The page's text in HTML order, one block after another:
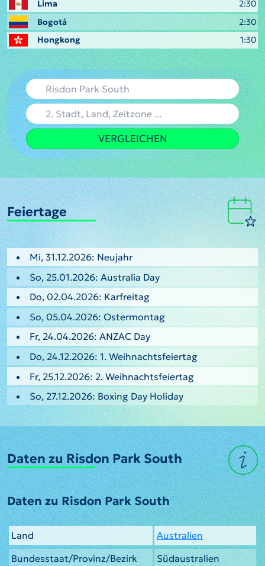
Lima
2:30
Bogotá
2:30
Hongkong
1:30
VERGLEICHEN
Feiertage
Mi, 31.12.2026: Neujahr
So, 25.01.2026: Australia Day
Do, 02.04.2026: Karfreitag
So, 05.04.2026: Ostermontag
Fr, 24.04.2026: ANZAC Day
Do, 24.12.2026: 1. Weihnachtsfeiertag
Fr, 25.12.2026: 2. Weihnachtsfeiertag
So, 27.12.2026: Boxing Day Holiday
Daten zu Risdon Park South
Daten zu Risdon Park South
Land
Australien
Bundesstaat/Provinz/Bezirk
Südaustralien